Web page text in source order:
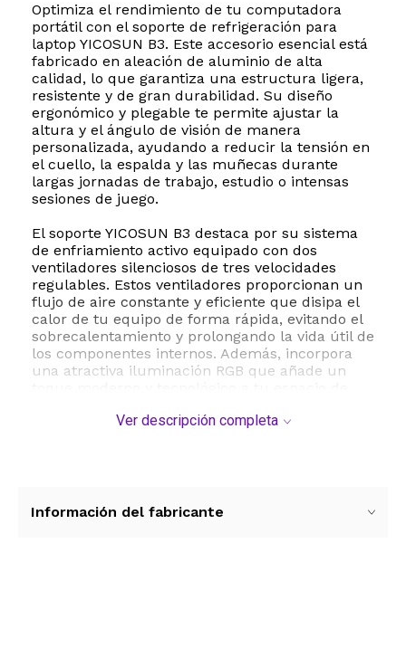
Optimiza el rendimiento de tu computadora
portátil con el soporte de refrigeración para
laptop YICOSUN B3. Este accesorio esencial está
fabricado en aleación de aluminio de alta
calidad, lo que garantiza una estructura ligera,
resistente y de gran durabilidad. Su diseño
ergonómico y plegable te permite ajustar la
altura y el ángulo de visión de manera
personalizada, ayudando a reducir la tensión en
el cuello, la espalda y las muñecas durante
largas jornadas de trabajo, estudio o intensas
sesiones de juego.
El soporte YICOSUN B3 destaca por su sistema
de enfriamiento activo equipado con dos
ventiladores silenciosos de tres velocidades
regulables. Estos ventiladores proporcionan un
flujo de aire constante y eficiente que disipa el
calor de tu equipo de forma rápida, evitando el
sobrecalentamiento y prolongando la vida útil de
los componentes internos. Además, incorpora
una atractiva iluminación RGB que añade un
accidentales y protegen la superficie de tu
Ver descripción completa
Información del fabricante